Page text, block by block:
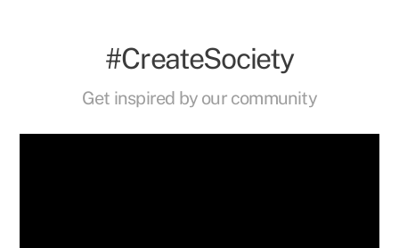
#CreateSociety
Get inspired by our community